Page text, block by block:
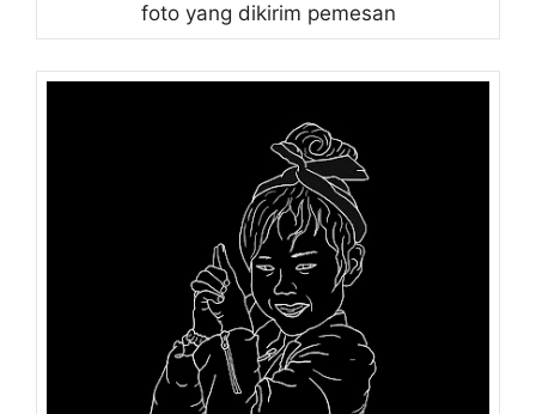
foto yang dikirim pemesan